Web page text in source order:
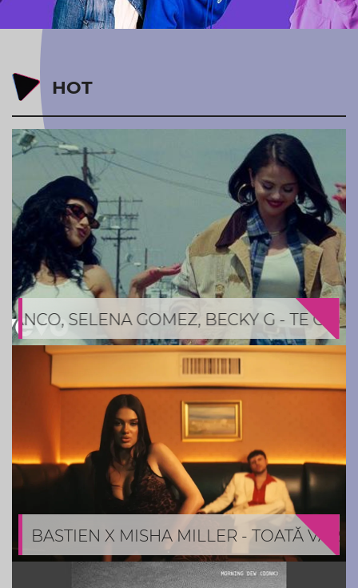
HOT
GOMEZ, BECKY G - TE OLVIDO (LA
BASTIEN X MISHA MILLER - TOATĂ VARA